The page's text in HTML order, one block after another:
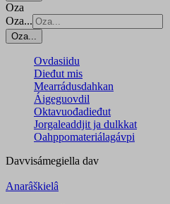
Oza
Oza...
Oza...
Ovdasiidu
Dieđut mis
Mearrádusdahkan
Áigeguovdil
Oktavuođadieđut
Jorgaleaddjit ja dulkkat
Oahppomateriálagávpi
Davvisámegiella dav
Anarâškielâ